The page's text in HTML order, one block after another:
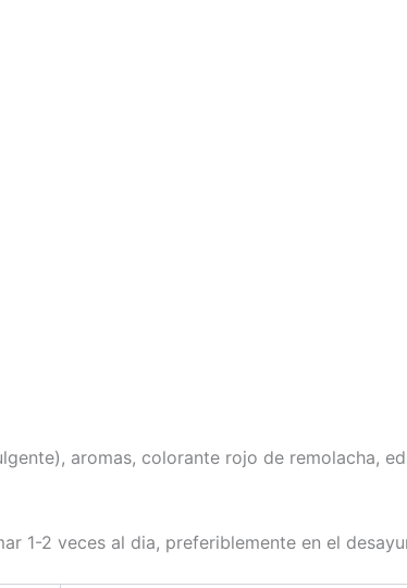
aromas, colorante rojo de remolacha,
1-2 veces al dia, preferiblemente en el